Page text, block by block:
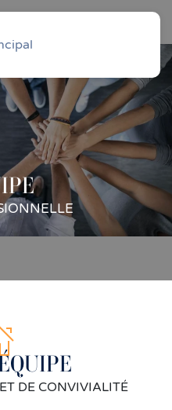
DE CONVIVIALITÉ